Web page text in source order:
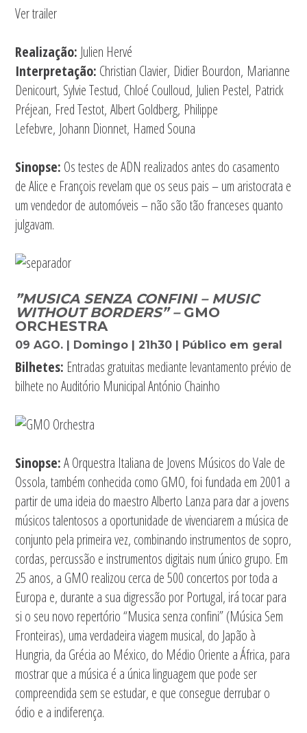
Ver trailer
Realização: Julien Hervé
Interpretação: Christian Clavier, Didier Bourdon, Marianne
Denicourt, Sylvie Testud, Chloé Coulloud, Julien Pestel, Patrick
Préjean, Fred Testot, Albert Goldberg, Philippe
Lefebvre, Johann Dionnet, Hamed Souna
Sinopse: Os testes de ADN realizados antes do casamento
de Alice e François revelam que os seus pais – um aristocrata e
um vendedor de automóveis – não são tão franceses quanto
julgavam.
”MUSICA SENZA CONFINI – MUSIC
WITHOUT BORDERS” – GMO
ORCHESTRA
09 AGO. | Domingo | 21h30 | Público em geral
Bilhetes: Entradas gratuitas mediante levantamento prévio de
bilhete no Auditório Municipal António Chainho
Sinopse:A Orquestra Italiana de Jovens Músicos do Vale de
Ossola, também conhecida como GMO, foi fundada em 2001 a
partir de uma ideia do maestro Alberto Lanza para dar a jovens
músicos talentosos a oportunidade de vivenciarem a música de
conjunto pela primeira vez, combinando instrumentos de sopro,
cordas, percussão e instrumentos digitais num único grupo. Em
25 anos, a GMO realizou cerca de 500 concertos por toda a
Europa e, durante a sua digressão por Portugal, irá tocar para
si o seu novo repertório “Musica senza confini” (Música Sem
Fronteiras), uma verdadeira viagem musical, do Japão à
Hungria, da Grécia ao México, do Médio Oriente a África, para
mostrar que a música é a única linguagem que pode ser
compreendida sem se estudar, e que consegue derrubar o
ódio e a indiferença.